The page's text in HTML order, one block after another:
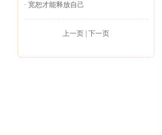
· 宽恕才能释放自己
上一页 下一页